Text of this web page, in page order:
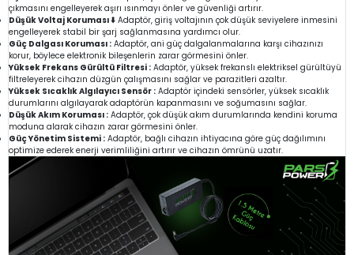
çıkmasını engelleyerek aşırı ısınmayı önler ve güvenliği artırır.
Düşük Voltaj Koruması ⬇️ Adaptör, giriş voltajının çok düşük seviyelere inmesini
engelleyerek stabil bir şarj sağlanmasına yardımcı olur.
Güç Dalgası Koruması : Adaptör, ani güç dalgalanmalarına karşı cihazınızı
korur, böylece elektronik bileşenlerin zarar görmesini önler.
Yüksek Frekans Gürültü Filtresi : Adaptör, yüksek frekanslı elektriksel gürültüyü
filtreleyerek cihazın düzgün çalışmasını sağlar ve parazitleri azaltır.
Yüksek Sıcaklık Algılayıcı Sensör : Adaptör içindeki sensörler, yüksek sıcaklık
durumlarını algılayarak adaptörün kapanmasını ve soğumasını sağlar.
Düşük Akım Koruması : Adaptör, çok düşük akım durumlarında kendini koruma
moduna alarak cihazın zarar görmesini önler.
Güç Yönetim Sistemi : Adaptör, bağlı cihazın ihtiyacına göre güç dağılımını
optimize ederek enerji verimliliğini artırır ve cihazın ömrünü uzatır.